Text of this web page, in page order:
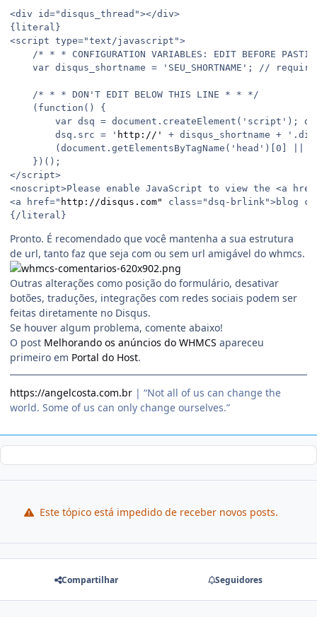
<div id="disqus_thread"></div>
{literal}
<script type="text/javascript">
/* * * CONFIGURATION VARIABLES: EDIT BEFORE
var disqus_shortname = 'SEU_SHORTNAME'; //
    /* * * DON'T EDIT BELOW THIS LINE * * */
    (function() {
var dsq = document.createElement('script');
        dsq.src = '
http://'
+ disqus_shortname +
(document.getElementsByTagName('head')[0] ||
    })();
</script>
<noscript>Please enable JavaScript to view the <a
<a href=" http://disqus.com"
class="dsq-brlink">blog
Pronto. É recomendado que você mantenha a sua estrutura
de url, tanto faz que seja com ou sem url amigável do whmcs.
Outras alterações como posição do formulário, desativar
botões, traduções, integrações com redes sociais podem ser
feitas diretamente no Disqus.
Se houver algum problema, comente abaixo!
O post Melhorando os anúncios do WHMCS apareceu
primeiro em Portal do Host.
https://angelcosta.com.br | “Not all of us can change the
world. Some of us can only change ourselves.”
Este tópico está impedido de receber novos posts.
Compartilhar Seguidores